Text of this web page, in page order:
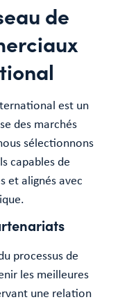
de
est un
des marchés
sélectionnons
capables de
et alignés avec
processus de
les meilleures
une relation